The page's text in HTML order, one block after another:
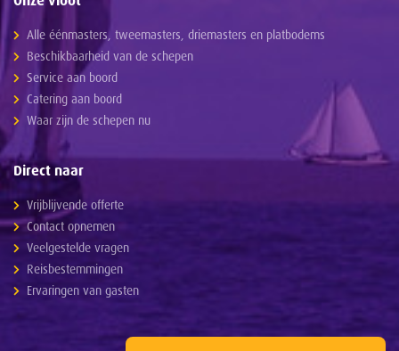
Alle éénmasters, tweemasters, driemasters en platbodems
Beschikbaarheid van de schepen
Service aan boord
Catering aan boord
Waar zijn de schepen nu
Direct naar
Vrijblijvende offerte
Contact opnemen
Veelgestelde vragen
Reisbestemmingen
Ervaringen van gasten